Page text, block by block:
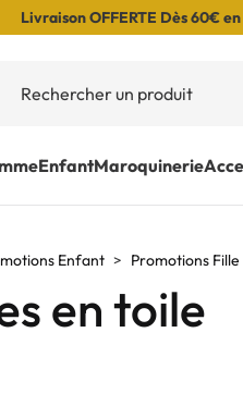
Livraison OFFERTE Dès 60€
EnfantMaroquinerie
Enfant Promotions Fille
en toile